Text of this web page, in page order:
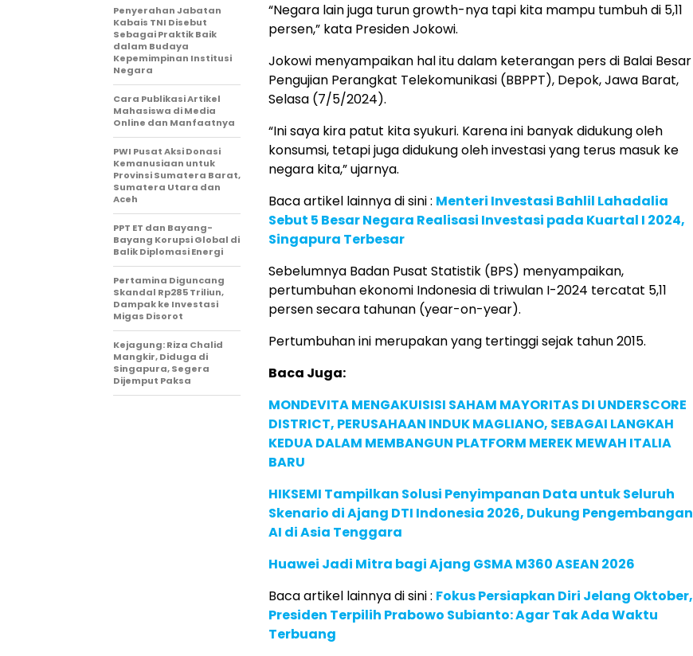
“Negara lain juga turun growth-nya tapi kita mampu tumbuh di 5,11
persen,” kata Presiden Jokowi.
Jokowi menyampaikan hal itu dalam keterangan pers di Balai Besar
Pengujian Perangkat Telekomunikasi (BBPPT), Depok, Jawa Barat,
Selasa (7/5/2024).
“Ini saya kira patut kita syukuri. Karena ini banyak didukung oleh
konsumsi, tetapi juga didukung oleh investasi yang terus masuk ke
negara kita,” ujarnya.
Baca artikel lainnya di sini : Menteri Investasi Bahlil Lahadalia
Sebut 5 Besar Negara Realisasi Investasi pada Kuartal I 2024,
Singapura Terbesar
Sebelumnya Badan Pusat Statistik (BPS) menyampaikan,
pertumbuhan ekonomi Indonesia di triwulan I-2024 tercatat 5,11
persen secara tahunan (year-on-year).
Pertumbuhan ini merupakan yang tertinggi sejak tahun 2015.
Baca Juga:
MONDEVITA MENGAKUISISI SAHAM MAYORITAS DI UNDERSCORE
DISTRICT, PERUSAHAAN INDUK MAGLIANO, SEBAGAI LANGKAH
KEDUA DALAM MEMBANGUN PLATFORM MEREK MEWAH ITALIA
BARU
HIKSEMI Tampilkan Solusi Penyimpanan Data untuk Seluruh
Skenario di Ajang DTI Indonesia 2026, Dukung Pengembangan
AI di Asia Tenggara
Huawei Jadi Mitra bagi Ajang GSMA M360 ASEAN 2026
Baca artikel lainnya di sini : Fokus Persiapkan Diri Jelang Oktober,
Presiden Terpilih Prabowo Subianto: Agar Tak Ada Waktu
Terbuang
Penyerahan Jabatan
Kabais TNI Disebut
Sebagai Praktik Baik
dalam Budaya
Kepemimpinan Institusi
Negara
Cara Publikasi Artikel
Mahasiswa di Media
Online dan Manfaatnya
PWI Pusat Aksi Donasi
Kemanusiaan untuk
Provinsi Sumatera Barat,
Sumatera Utara dan
Aceh
PPT ET dan Bayang-
Bayang Korupsi Global di
Balik Diplomasi Energi
Pertamina Diguncang
Skandal Rp285 Triliun,
Dampak ke Investasi
Migas Disorot
Kejagung: Riza Chalid
Mangkir, Diduga di
Singapura, Segera
Dijemput Paksa